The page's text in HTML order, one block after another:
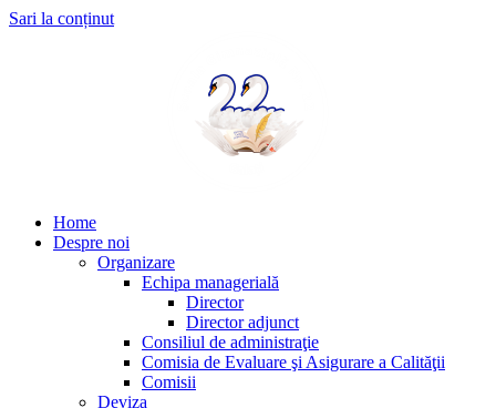
Sari la conținut
Home
Despre noi
Organizare
Echipa managerială
Director
Director adjunct
Consiliul de administraţie
Comisia de Evaluare şi Asigurare a Calităţii
Comisii
Deviza